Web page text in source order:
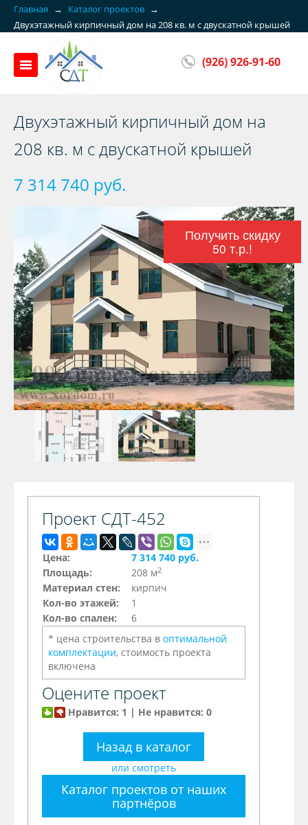
Главная → Каталог проектов →
Двухэтажный кирпичный дом на 208 кв. м с двускатной крышей
(926) 926-91-60
Двухэтажный кирпичный дом на
208 кв. м с двускатной крышей
7 314 740 руб.
Получить скидку
50 т.р.!
Проект СДТ-452
Цена:
7 314 740 руб.
Площадь:
208 м2
Материал стен:
кирпич
Кол-во этажей:
1
Кол-во спален:
6
* цена строительства в оптимальной
комплектации, стоимость проекта
включена
Оцените проект
Нравится: 1 | Не нравится: 0
Назад в каталог
или смотреть
Каталог проектов от наших
партнёров